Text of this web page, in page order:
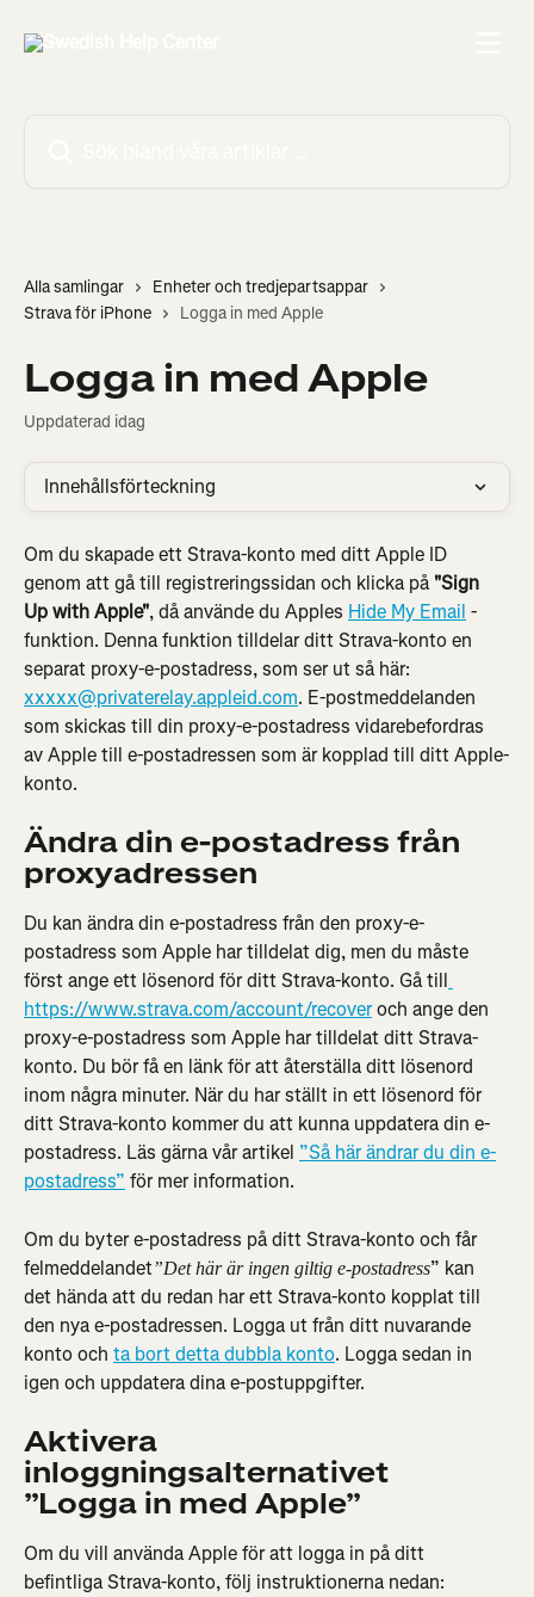
Alla samlingar
Enheter och tredjepartsappar
Strava för iPhone
Logga in med Apple
Logga in med Apple
Uppdaterad idag
Innehållsförteckning
Om du skapade ett Strava-konto med ditt Apple ID
genom att gå till registreringssidan och klicka på "Sign
Up with Apple", då använde du Apples Hide My Email -
funktion. Denna funktion tilldelar ditt Strava-konto en
separat proxy-e-postadress, som ser ut så här:
xxxxx@privaterelay.appleid.com. E-postmeddelanden
som skickas till din proxy-e-postadress vidarebefordras
av Apple till e-postadressen som är kopplad till ditt Apple-
konto.
Ändra din e-postadress från
proxyadressen
Du kan ändra din e-postadress från den proxy-e-
postadress som Apple har tilldelat dig, men du måste
först ange ett lösenord för ditt Strava-konto. Gå till
https://www.strava.com/account/recover och ange den
proxy-e-postadress som Apple har tilldelat ditt Strava-
konto. Du bör få en länk för att återställa ditt lösenord
inom några minuter. När du har ställt in ett lösenord för
ditt Strava-konto kommer du att kunna uppdatera din e-
postadress. Läs gärna vår artikel ”Så här ändrar du din e-
postadress” för mer information.
Om du byter e-postadress på ditt Strava-konto och får
felmeddelandet”Det här är ingen giltig e-postadress” kan
det hända att du redan har ett Strava-konto kopplat till
den nya e-postadressen. Logga ut från ditt nuvarande
konto och ta bort detta dubbla konto. Logga sedan in
igen och uppdatera dina e-postuppgifter.
Aktivera
inloggningsalternativet
”Logga in med Apple”
Om du vill använda Apple för att logga in på ditt
befintliga Strava-konto, följ instruktionerna nedan: